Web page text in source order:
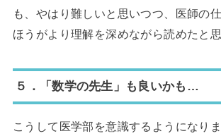
も、やはり難しいと思いつつ、医師の
ほうがより理解を深めながら読めたと思
５．「数学の先生」も良いかも…
こうして医学部を意識するようになり